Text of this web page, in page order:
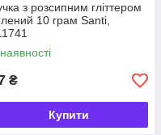
з розсипним гліттером
10 грам Santi,
₴
Купити